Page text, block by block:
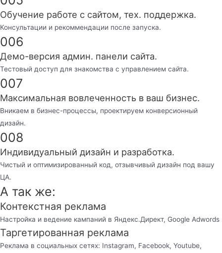
Обучение работе с сайтом, тех. поддержка.
Консультации и рекоммендации после запуска.
006
Демо-версия админ. панели сайта.
Тестовый доступ для знакомства с управлением сайта.
007
Максимальная вовлеченность в ваш бизнес.
Вникаем в бизнес-процессы, проектируем конверсионный
дизайн.
008
Индивидуальный дизайн и разработка.
Чистый и оптимизированный код, отзывчивый дизайн под вашу
ЦА.
А так же:
Контекстная реклама
Настройка и ведение кампаний в Яндекс.Директ, Google Adwords
Таргетированная реклама
Реклама в социальных сетях: Instagram, Facebook, Youtube,